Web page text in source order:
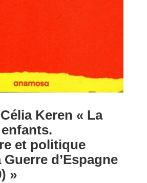
Keren « La
et politique
d’Espagne
»